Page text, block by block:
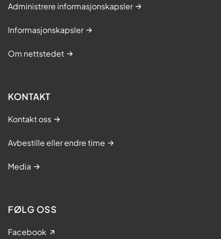
Administrere informasjonskapsler
Informasjonskapsler
Om nettstedet
KONTAKT
Kontakt oss
Avbestille eller endre time
Media
FØLG OSS
Facebook